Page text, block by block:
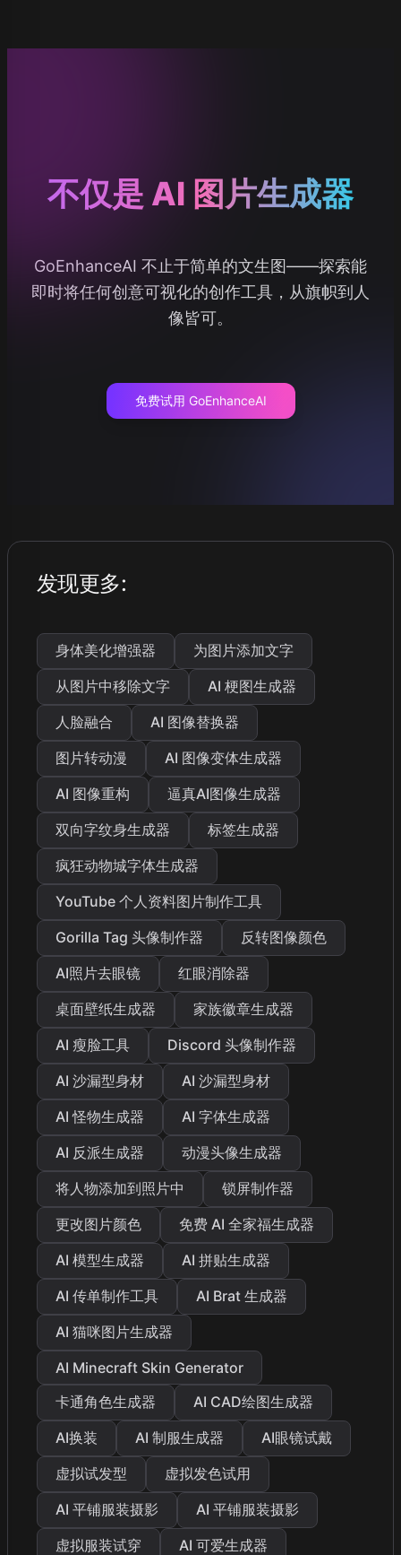
不仅是 AI 图片生成器
GoEnhanceAI 不止于简单的文生图——探索能
即时将任何创意可视化的创作工具，从旗帜到人
像皆可。
免费试用 GoEnhanceAI
发现更多:
身体美化增强器
为图片添加文字
从图片中移除文字
AI 梗图生成器
人脸融合
AI 图像替换器
图片转动漫
AI 图像变体生成器
AI 图像重构
逼真AI图像生成器
双向字纹身生成器
标签生成器
疯狂动物城字体生成器
YouTube 个人资料图片制作工具
Gorilla Tag 头像制作器
反转图像颜色
AI照片去眼镜
红眼消除器
桌面壁纸生成器
家族徽章生成器
AI 瘦脸工具
Discord 头像制作器
AI 沙漏型身材
AI 沙漏型身材
AI 怪物生成器
AI 字体生成器
AI 反派生成器
动漫头像生成器
将人物添加到照片中
锁屏制作器
更改图片颜色
免费 AI 全家福生成器
AI 模型生成器
AI 拼贴生成器
AI 传单制作工具
AI Brat 生成器
AI 猫咪图片生成器
AI Minecraft Skin Generator
卡通角色生成器
AI CAD绘图生成器
AI换装
AI 制服生成器
AI眼镜试戴
虚拟试发型
虚拟发色试用
AI 平铺服装摄影
AI 平铺服装摄影
虚拟服装试穿
AI 可爱生成器